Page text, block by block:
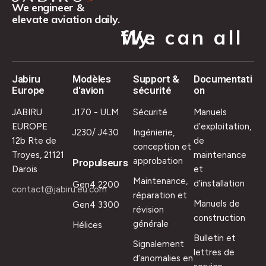
We engineer &
elevate aviation daily.
We can all fly.
Jabiru
Europe
JABIRU
EUROPE
12b Rte de
Troyes, 21121
Darois
contact@jabiru.eu.com
Modèles
d'avion
J170 - ULM
J230/ J430
Propulseurs
Gen4 2200
Gen4 3300
Hélices
Support &
sécurité
Sécurité
Ingénierie,
conception et
approbation
Maintenance,
réparation et
révision
générale
Signalement
d’anomalies en
Documentati
on
Manuels
d’exploitation,
de
maintenance
et
d’installation
Manuels de
construction
Bulletin et
lettres de